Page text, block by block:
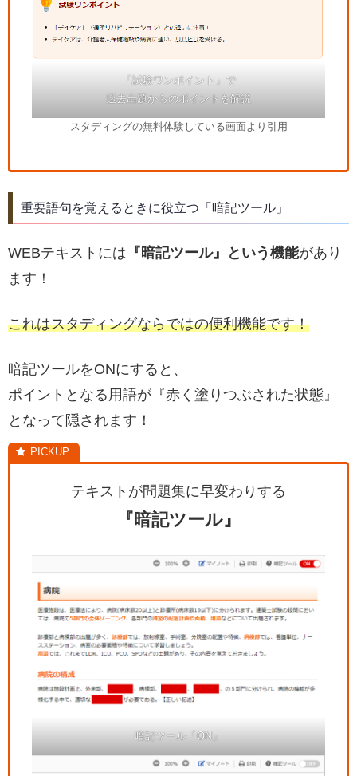
「試験ワンポイント」で
過去出題からのポイントを解説
スタディングの無料体験している画面より引用
重要語句を覚えるときに役立つ「暗記ツール」
WEBテキストには 『暗記ツール』という機能があり
ます！
これはスタディングならではの便利機能です！
暗記ツールをONにすると、
ポイントとなる用語が『赤く塗りつぶされた状態』
となって隠されます！
テキストが問題集に早変わりする
『暗記ツール』
暗記ツール「ON」